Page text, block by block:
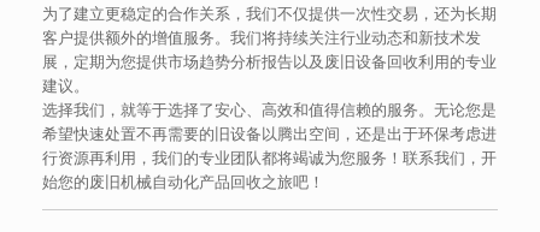
为了建立更稳定的合作关系，我们不仅提供一次性交易，还为长期
客户提供额外的增值服务。我们将持续关注行业动态和新技术发
展，定期为您提供市场趋势分析报告以及废旧设备回收利用的专业
建议。
选择我们，就等于选择了安心、高效和值得信赖的服务。无论您是
希望快速处置不再需要的旧设备以腾出空间，还是出于环保考虑进
行资源再利用，我们的专业团队都将竭诚为您服务！联系我们，开
始您的废旧机械自动化产品回收之旅吧！